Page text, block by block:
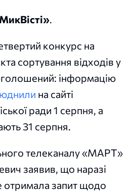
.
конкурс на
сортування відходів у
інформацію
на сайті
ради 1 серпня, а
31 серпня.
телеканалу «МАРТ»
заявив, що наразі
отримала запит щодо